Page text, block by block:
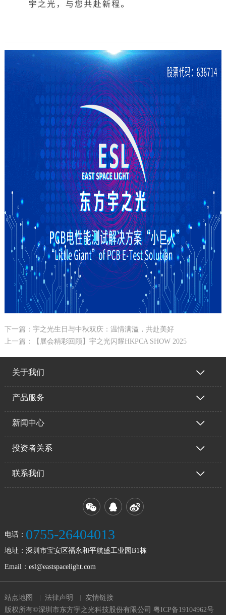
下一篇：宇之光生日与中秋双庆：温情满溢，共赴美好
上一篇：【展会精彩回顾】宇之光闪耀HKPCA SHOW 2025
关于我们
产品服务
新闻中心
投资者关系
联系我们
电话： 0755-26404013
地址： 深圳市宝安区福永和平航盛工业园B1栋
Email： esl@eastspacelight.com
站点地图 法律声明
友情链接
版权所有©深圳市东方宇之光科技股份有限公司 粤ICP备19104962号